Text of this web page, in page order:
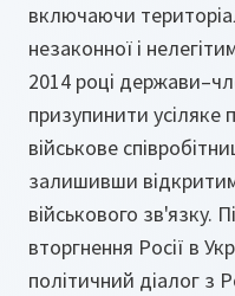
включаючи
незаконної і
2014 році
призупинити усіляке
військове
залишивши
військового зв'язку.
вторгнення Росії в
політичний діалог з